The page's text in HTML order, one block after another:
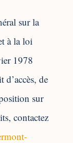
sur la
à la loi
1978
de
sur
contactez